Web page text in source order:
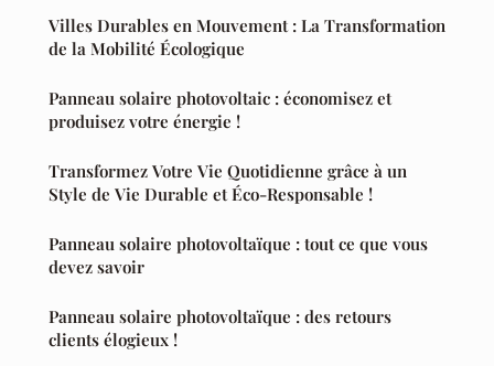
Villes Durables en Mouvement : La Transformation
de la Mobilité Écologique
Panneau solaire photovoltaic : économisez et
produisez votre énergie !
Transformez Votre Vie Quotidienne grâce à un
Style de Vie Durable et Éco-Responsable !
Panneau solaire photovoltaïque : tout ce que vous
devez savoir
Panneau solaire photovoltaïque : des retours
clients élogieux !